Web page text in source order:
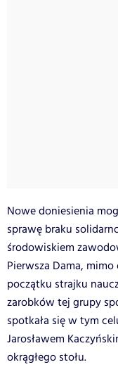
Nowe doniesienia
sprawę braku
środowiskiem
Pierwsza Dama,
początku strajku
zarobków tej grupy
spotkała się w tym
Jarosławem
okrągłego stołu.